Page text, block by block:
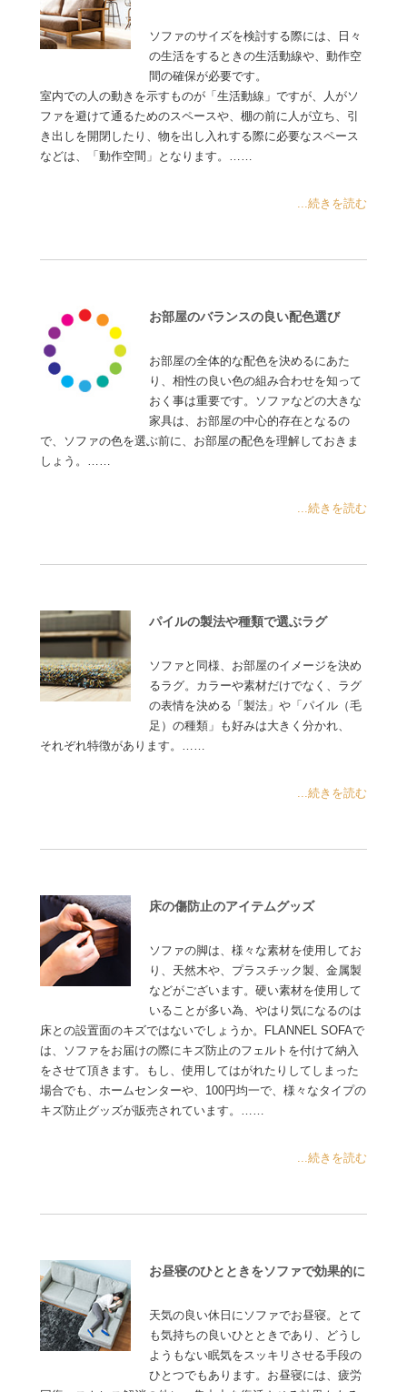
ソファのサイズを検討する際には、日々
の生活をするときの生活動線や、動作空
間の確保が必要です。
室内での人の動きを示すものが「生活動線」ですが、人がソ
ファを避けて通るためのスペースや、棚の前に人が立ち、引
き出しを開閉したり、物を出し入れする際に必要なスペース
などは、「動作空間」となります。……
...続きを読む
お部屋のバランスの良い配色選び
お部屋の全体的な配色を決めるにあた
り、相性の良い色の組み合わせを知って
おく事は重要です。ソファなどの大きな
家具は、お部屋の中心的存在となるの
で、ソファの色を選ぶ前に、お部屋の配色を理解しておきま
しょう。……
...続きを読む
パイルの製法や種類で選ぶラグ
ソファと同様、お部屋のイメージを決め
るラグ。カラーや素材だけでなく、ラグ
の表情を決める「製法」や「パイル（毛
足）の種類」も好みは大きく分かれ、
それぞれ特徴があります。……
...続きを読む
床の傷防止のアイテムグッズ
ソファの脚は、様々な素材を使用してお
り、天然木や、プラスチック製、金属製
などがございます。硬い素材を使用して
いることが多い為、やはり気になるのは
床との設置面のキズではないでしょうか。FLANNEL SOFAで
は、ソファをお届けの際にキズ防止のフェルトを付けて納入
をさせて頂きます。もし、使用してはがれたりしてしまった
場合でも、ホームセンターや、100円均一で、様々なタイプの
キズ防止グッズが販売されています。……
...続きを読む
お昼寝のひとときをソファで効果的に
天気の良い休日にソファでお昼寝。とて
も気持ちの良いひとときであり、どうし
ようもない眠気をスッキリさせる手段の
ひとつでもあります。お昼寝には、疲労